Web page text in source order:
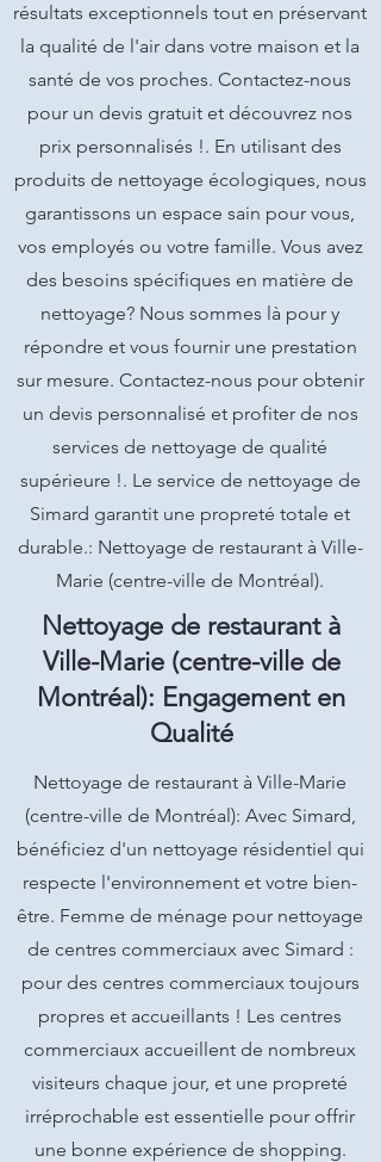
résultats exceptionnels tout en préservant
la qualité de l'air dans votre maison et la
santé de vos proches. Contactez-nous
pour un devis gratuit et découvrez nos
prix personnalisés !. En utilisant des
produits de nettoyage écologiques, nous
garantissons un espace sain pour vous,
vos employés ou votre famille. Vous avez
des besoins spécifiques en matière de
nettoyage? Nous sommes là pour y
répondre et vous fournir une prestation
sur mesure. Contactez-nous pour obtenir
un devis personnalisé et profiter de nos
services de nettoyage de qualité
supérieure !. Le service de nettoyage de
Simard garantit une propreté totale et
durable.: Nettoyage de restaurant à Ville-
Marie (centre-ville de Montréal).
Nettoyage de restaurant à
Ville-Marie (centre-ville de
Montréal): Engagement en
Qualité
Nettoyage de restaurant à Ville-Marie
(centre-ville de Montréal): Avec Simard,
bénéficiez d'un nettoyage résidentiel qui
respecte l'environnement et votre bien-
être. Femme de ménage pour nettoyage
de centres commerciaux avec Simard :
pour des centres commerciaux toujours
propres et accueillants ! Les centres
commerciaux accueillent de nombreux
visiteurs chaque jour, et une propreté
irréprochable est essentielle pour offrir
une bonne expérience de shopping.